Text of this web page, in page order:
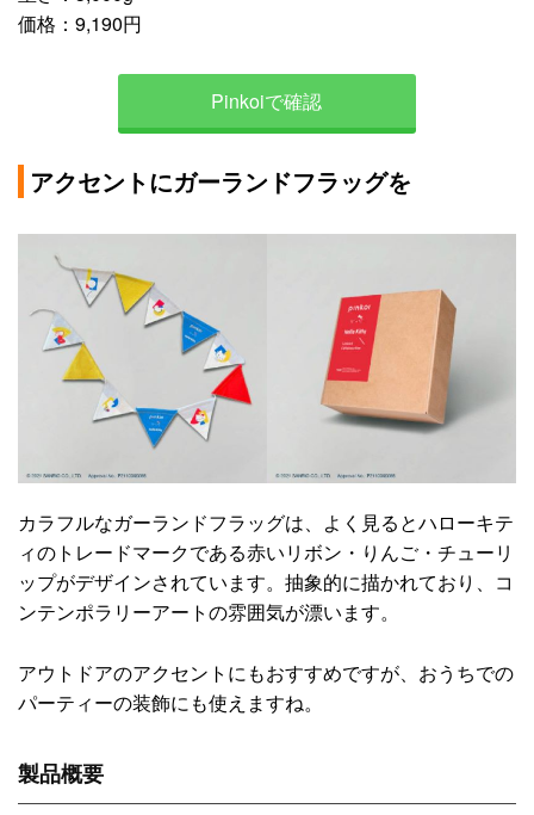
価格：9,190円
Pinkoiで確認
アクセントにガーランドフラッグを
カラフルなガーランドフラッグは、よく見るとハローキテ
ィのトレードマークである赤いリボン・りんご・チューリ
ップがデザインされています。抽象的に描かれており、コ
ンテンポラリーアートの雰囲気が漂います。
アウトドアのアクセントにもおすすめですが、おうちでの
パーティーの装飾にも使えますね。
製品概要